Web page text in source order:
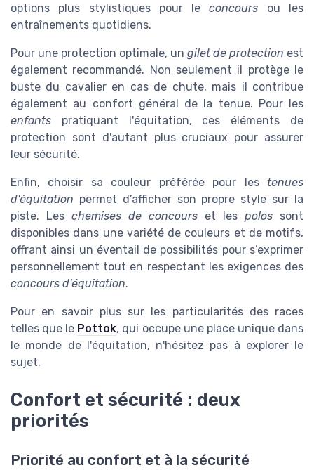
options plus stylistiques pour leconcours ou les
entraînements quotidiens.
Pour une protection optimale, un gilet de protection est
également recommandé. Non seulement il protège le
buste du cavalier en cas de chute, mais il contribue
également au confort général de la tenue. Pour les
enfants pratiquant l'équitation, ces éléments de
protection sont d'autant plus cruciaux pour assurer
leur sécurité.
Enfin, choisir sa couleur préférée pour les tenues
d'équitation permet d’afficher son propre style sur la
piste. Les chemises de concours et les polos sont
disponibles dans une variété de couleurs et de motifs,
offrant ainsi un éventail de possibilités pour s’exprimer
personnellement tout en respectant les exigences des
concours d'équitation.
Pour en savoir plus sur les particularités des races
telles que le Pottok, qui occupe une place unique dans
le monde de l'équitation, n'hésitez pas à explorer le
sujet.
Confort et sécurité : deux
priorités
Priorité au confort et à la sécurité